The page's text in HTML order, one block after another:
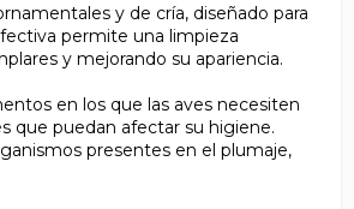
y de cría, diseñado para
permite una limpieza
y mejorando su apariencia.
en los que las aves necesiten
que puedan afectar su higiene.
presentes en el plumaje,